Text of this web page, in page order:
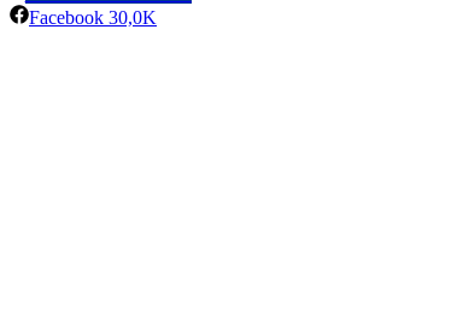
Facebook 30,0K